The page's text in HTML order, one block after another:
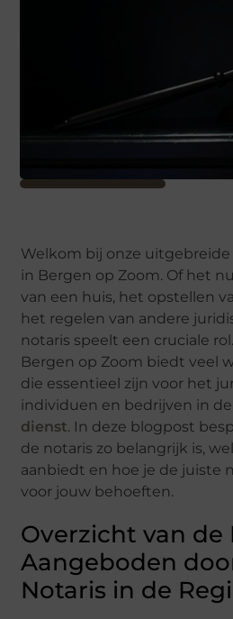
Welkom bij onze
in Bergen op Zoom. Of het
van een huis, het opstellen
het regelen van andere
notaris speelt een cruciale
Bergen op Zoom biedt veel
die essentieel zijn voor het
individuen en bedrijven in
dienst. In deze blogpost
de notaris zo belangrijk is,
aanbiedt en hoe je de juiste
voor jouw behoeften.
Overzicht van de
Aangeboden
Notaris in de